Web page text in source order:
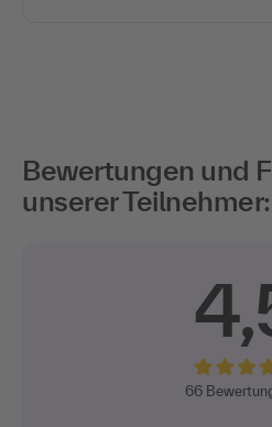
Bewertungen und
unserer
66